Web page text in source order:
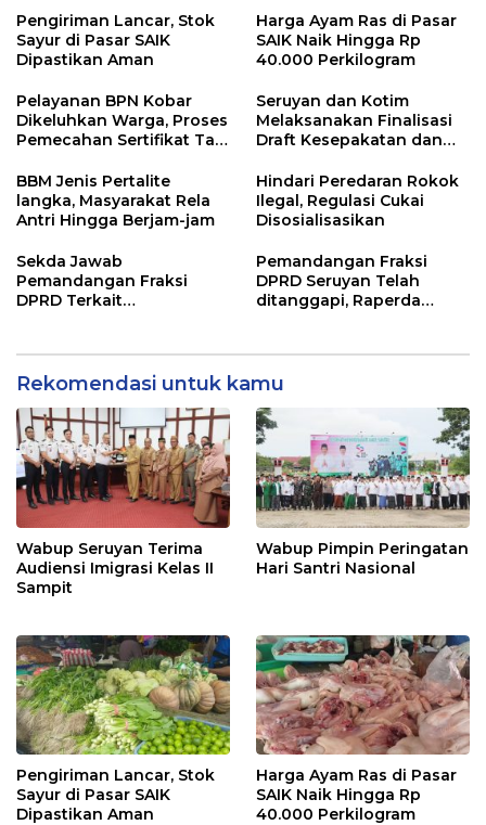
Pengiriman Lancar, Stok
Sayur di Pasar SAIK
Dipastikan Aman
Harga Ayam Ras di Pasar
SAIK Naik Hingga Rp
40.000 Perkilogram
Pelayanan BPN Kobar
Dikeluhkan Warga, Proses
Pemecahan Sertifikat Tak
Seruyan dan Kotim
Melaksanakan Finalisasi
Draft Kesepakatan dan
BBM Jenis Pertalite
langka, Masyarakat Rela
Antri Hingga Berjam-jam
Hindari Peredaran Rokok
Ilegal, Regulasi Cukai
Disosialisasikan
Sekda Jawab
Pemandangan Fraksi
DPRD Terkait
2024
Pemandangan Fraksi
DPRD Seruyan Telah
ditanggapi, Raperda
Rekomendasi untuk kamu
Wabup Seruyan Terima
Audiensi Imigrasi Kelas II
Sampit
Wabup Pimpin Peringatan
Hari Santri Nasional
Pengiriman Lancar, Stok
Sayur di Pasar SAIK
Dipastikan Aman
Harga Ayam Ras di Pasar
SAIK Naik Hingga Rp
40.000 Perkilogram